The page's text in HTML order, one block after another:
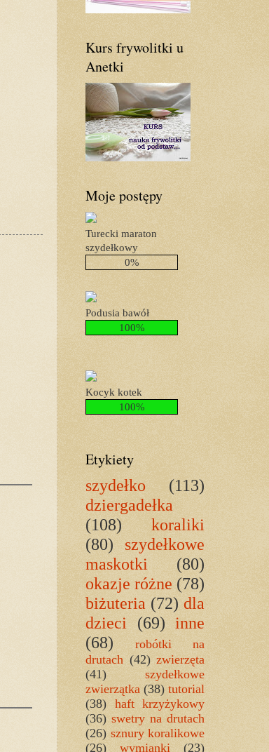
Kurs frywolitki u
Anetki
Moje postępy
Turecki maraton
szydełkowy
0%
Podusia bawół
100%
Kocyk kotek
100%
Etykiety
szydełko
(113)
dziergadełka
(108)
koraliki
(80)
szydełkowe
maskotki
(80)
okazje różne (78)
biżuteria (72) dla
dzieci
(69) inne
(68)
robótki na
drutach (42) zwierzęta
(41)
szydełkowe
zwierzątka (38) tutorial
(38) haft krzyżykowy
(36) swetry na drutach
(26) sznury koralikowe
(26)
wymianki
(23)